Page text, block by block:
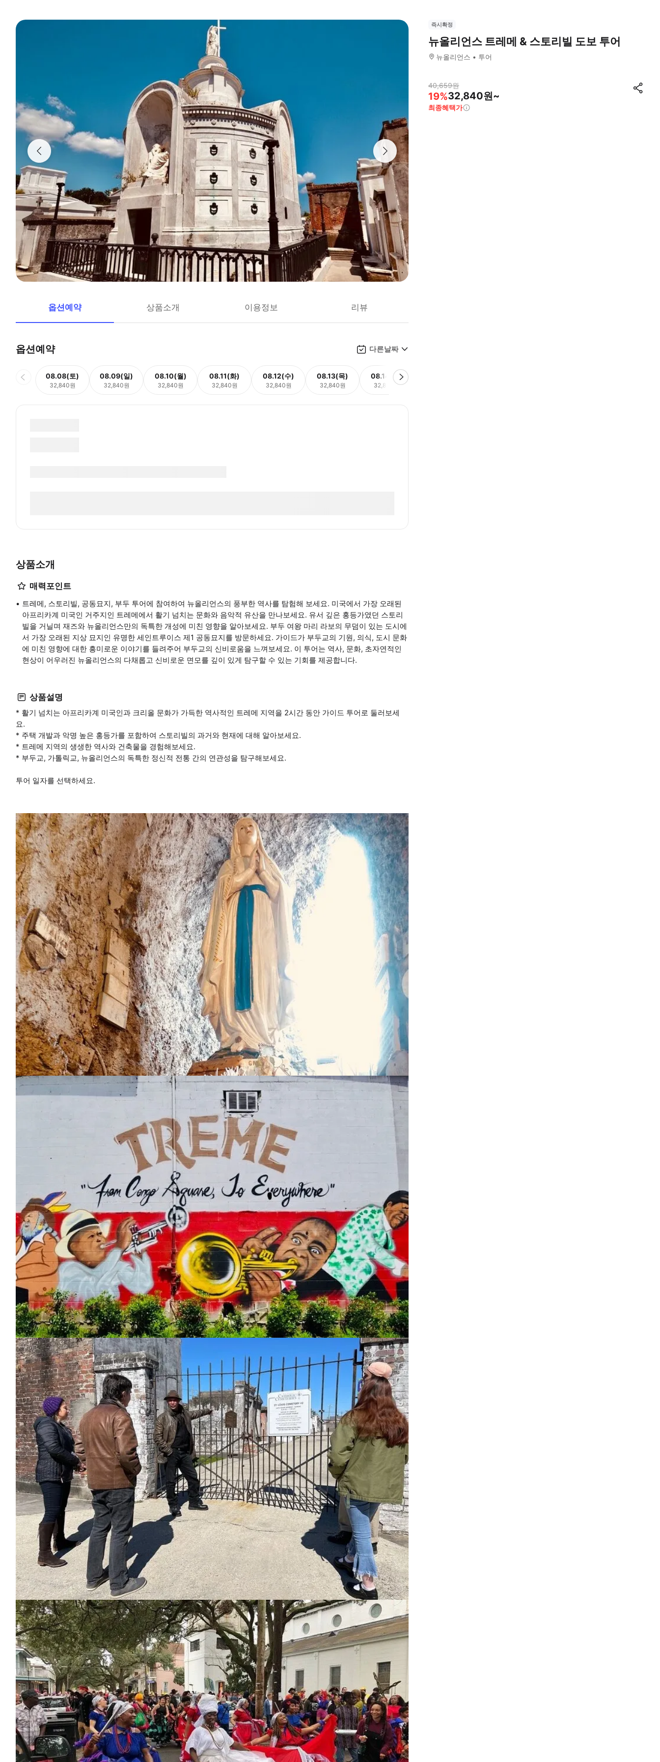
옵션예약 상품소개 이용정보 리뷰
옵션예약 다른날짜
08.08(토)
32,840원
08.09(일)
32,840원
08.10(월)
32,840원
08.11(화)
32,840원
08.12(수)
32,840원
08.13(목)
32,840원
08.14(금)
32,840원
상품소개
매력포인트
트레메, 스토리빌, 공동묘지, 부두 투어에 참여하여 뉴올리언스의 풍부한 역사를 탐험해 보세요. 미국에서 가장 오래된
아프리카계 미국인 거주지인 트레메에서 활기 넘치는 문화와 음악적 유산을 만나보세요. 유서 깊은 홍등가였던 스토리
빌을 거닐며 재즈와 뉴올리언스만의 독특한 개성에 미친 영향을 알아보세요. 부두 여왕 마리 라보의 무덤이 있는 도시에
서 가장 오래된 지상 묘지인 유명한 세인트루이스 제1 공동묘지를 방문하세요. 가이드가 부두교의 기원, 의식, 도시 문화
에 미친 영향에 대한 흥미로운 이야기를 들려주어 부두교의 신비로움을 느껴보세요. 이 투어는 역사, 문화, 초자연적인
현상이 어우러진 뉴올리언스의 다채롭고 신비로운 면모를 깊이 있게 탐구할 수 있는 기회를 제공합니다.
상품설명
* 활기 넘치는 아프리카계 미국인과 크리올 문화가 가득한 역사적인 트레메 지역을 2시간 동안 가이드 투어로 둘러보세
요.
* 주택 개발과 악명 높은 홍등가를 포함하여 스토리빌의 과거와 현재에 대해 알아보세요.
* 트레메 지역의 생생한 역사와 건축물을 경험해보세요.
* 부두교, 가톨릭교, 뉴올리언스의 독특한 정신적 전통 간의 연관성을 탐구해보세요.
투어 일자를 선택하세요.
즉시확정
뉴올리언스 트레메 & 스토리빌 도보 투어
뉴올리언스 투어
40,659원
19%32,840원~
최종혜택가